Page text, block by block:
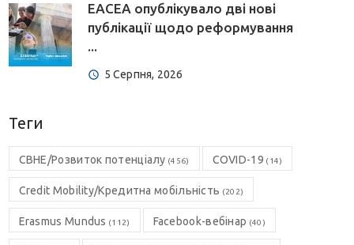
EACEA опублікувало дві нові
публікації щодо реформування
...
5 Серпня, 2026
Теги
CBHE/Розвиток потенціалу (456) COVID-19 (14)
Credit Mobility/Кредитна мобільність (202)
Erasmus Mundus (112) Facebook-вебінар (40)